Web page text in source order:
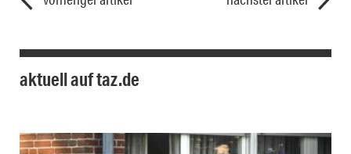
aktuell auf taz.de